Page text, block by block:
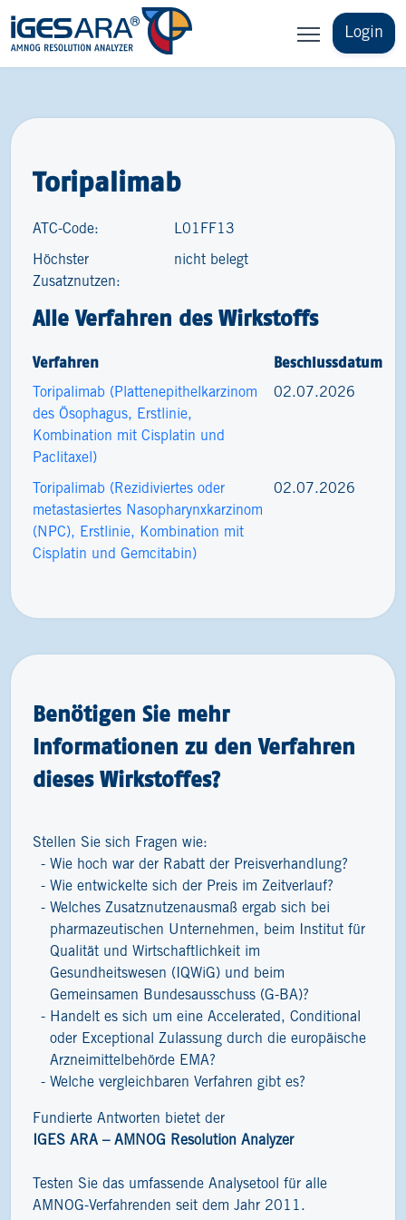
Login
Toripalimab
ATC-Code: L01FF13
Höchster
Zusatznutzen:
nicht belegt
Alle Verfahren des Wirkstoffs
Verfahren Beschlussdatum
Toripalimab (Plattenepithelkarzinom
des Ösophagus, Erstlinie,
Kombination mit Cisplatin und
Paclitaxel)
02.07.2026
Toripalimab (Rezidiviertes oder
metastasiertes Nasopharynxkarzinom
(NPC), Erstlinie, Kombination mit
Cisplatin und Gemcitabin)
02.07.2026
Benötigen Sie mehr
Informationen zu den Verfahren
dieses Wirkstoffes?
Stellen Sie sich Fragen wie:
Wie hoch war der Rabatt der Preisverhandlung?
Wie entwickelte sich der Preis im Zeitverlauf?
Welches Zusatznutzenausmaß ergab sich bei
pharmazeutischen Unternehmen, beim Institut für
Qualität und Wirtschaftlichkeit im
Gesundheitswesen (IQWiG) und beim
Gemeinsamen Bundesausschuss (G-BA)?
Handelt es sich um eine Accelerated, Conditional
oder Exceptional Zulassung durch die europäische
Arzneimittelbehörde EMA?
Welche vergleichbaren Verfahren gibt es?
Fundierte Antworten bietet der
IGES ARA – AMNOG Resolution Analyzer
Testen Sie das umfassende Analysetool für alle
AMNOG-Verfahrenden seit dem Jahr 2011.